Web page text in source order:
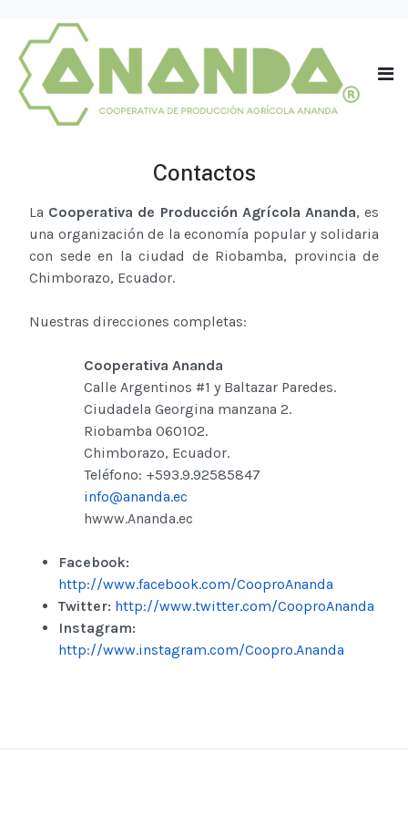
Contactos
La Cooperativa de Producción Agrícola Ananda, es
una organización de la economía popular y solidaria
con sede en la ciudad de Riobamba, provincia de
Chimborazo, Ecuador.
Nuestras direcciones completas:
Cooperativa Ananda
Calle Argentinos #1 y Baltazar Paredes.
Ciudadela Georgina manzana 2.
Riobamba 060102.
Chimborazo, Ecuador.
Teléfono: +593.9.92585847
info@ananda.ec
hwww.Ananda.ec
Facebook:
http://www.facebook.com/CooproAnanda
Twitter: http://www.twitter.com/CooproAnanda
Instagram:
http://www.instagram.com/Coopro.Ananda